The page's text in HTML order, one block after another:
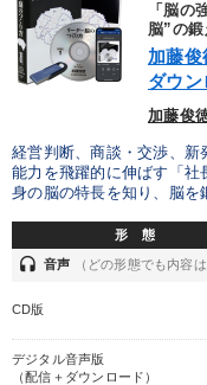
会社のパフォーマンスを
製造業 卸売・小売
IT・サービス・金融業
成功哲学
「脳の
脳”の鍛
加藤俊
ダウン
加藤俊
経営判断、商談・交渉、
能力を飛躍的に伸ばす「社
身の脳の特長を知り、脳を
形 態
headset 音声 （どの形態でも内容
CD版
デジタル音声版
（配信＋ダウンロード）